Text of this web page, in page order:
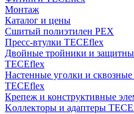
Монтаж
Каталог и цены
Сшитый полиэтилен PEX
Пресс-втулки TECEflex
Двойные тройники и
TECEflex
Настенные уголки и
TECEflex
Крепеж и конструктивные
Kоллекторы и адаптеры